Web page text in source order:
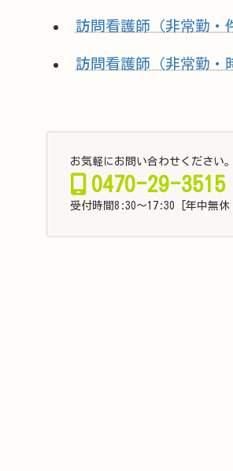
訪問看護師（非常勤・
訪問看護師（非常勤・
お気軽にお問い合わせください。
0470-29-3515
受付時間8:30～17:30 [年中無休